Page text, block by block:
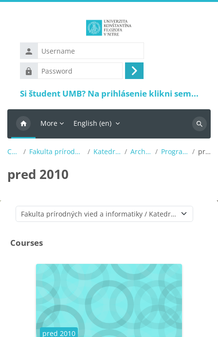
Username
Password
Log
Si študent UMB? Na prihlásenie klikni sem...
More English ‎(en)‎
Search
Courses Fakulta prírodných vied a informatiky Katedra informatiky Archív (do 2022) Programovanie Java pred 2010
pred 2010
Course categories
Courses
Course category
pred 2010